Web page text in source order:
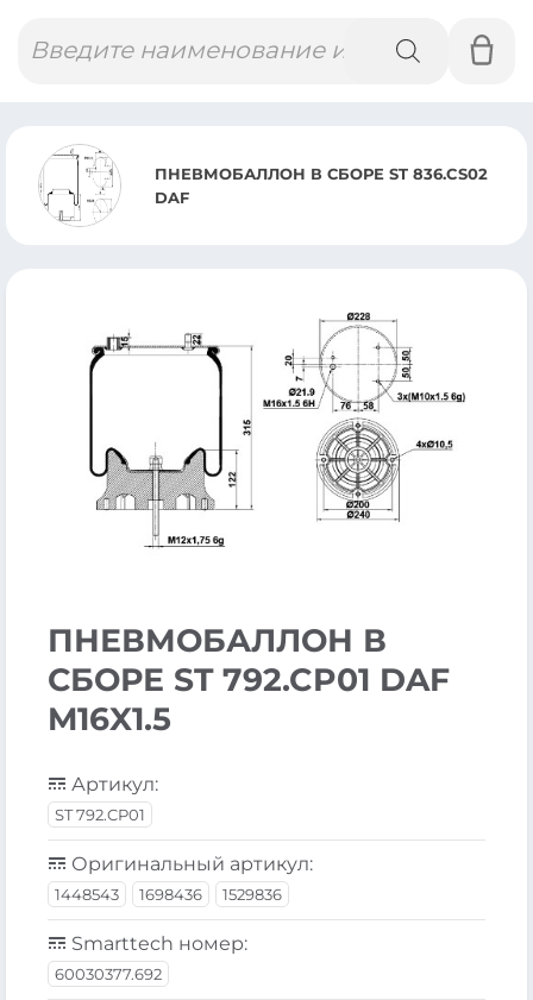
товаров
ПНЕВМОБАЛЛОН В СБОРЕ ST 836.CS02
DAF
ПНЕВМОБАЛЛОН В
СБОРЕ ST 792.CP01 DAF
M16X1.5
Артикул:
ST 792.CP01
Оригинальный артикул:
1448543 1698436 1529836
Smarttech номер:
60030377.692